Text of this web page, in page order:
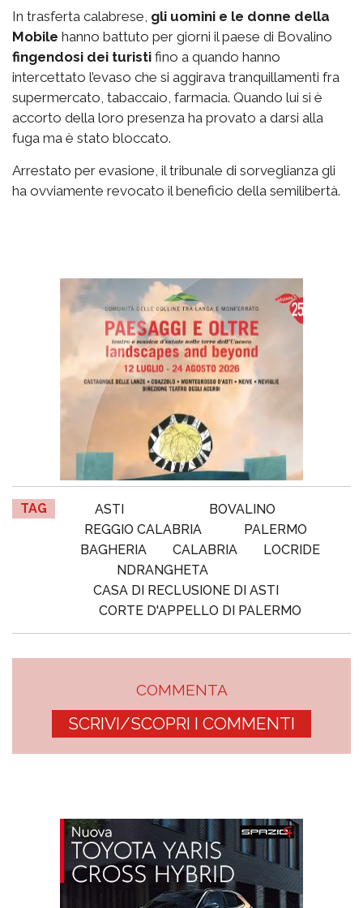
In trasferta calabrese, gli uomini e le donne della
Mobile hanno battuto per giorni il paese di Bovalino
fingendosi dei turisti fino a quando hanno
intercettato l’evaso che si aggirava tranquillamenti fra
supermercato, tabaccaio, farmacia. Quando lui si è
accorto della loro presenza ha provato a darsi alla
fuga ma è stato bloccato.
Arrestato per evasione, il tribunale di sorveglianza gli
ha ovviamente revocato il beneficio della semilibertà.
TAG ASTI
BOVALINO
REGGIO CALABRIA
PALERMO
BAGHERIA
CALABRIA
LOCRIDE
NDRANGHETA
CASA DI RECLUSIONE DI ASTI
CORTE D'APPELLO DI PALERMO
COMMENTA
SCRIVI/SCOPRI I COMMENTI